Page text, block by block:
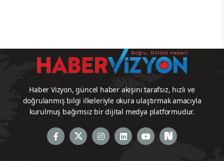
Haber Vizyon, güncel haber akışını tarafsız, hızlı ve
doğrulanmış bilgi ilkeleriyle okura ulaştırmak amacıyla
kurulmuş bağımsız bir dijital medya platformudur.